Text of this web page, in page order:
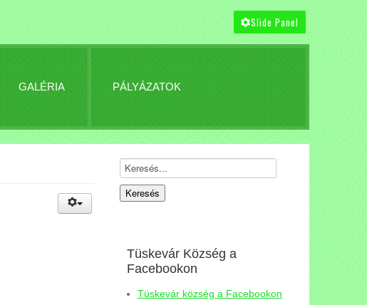
Slide Panel
GALÉRIA PÁLYÁZATOK
Tüskevár Község a
Facebookon
Tüskevár község a Facebookon